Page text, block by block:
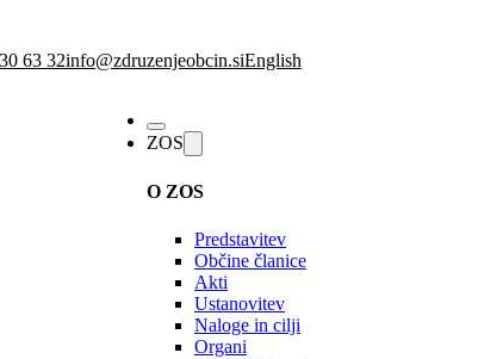
63 32info@zdruzenjeobcin.siEnglish
ZOS
O ZOS
Predstavitev
Občine članice
Akti
Ustanovitev
Naloge in cilji
Organi